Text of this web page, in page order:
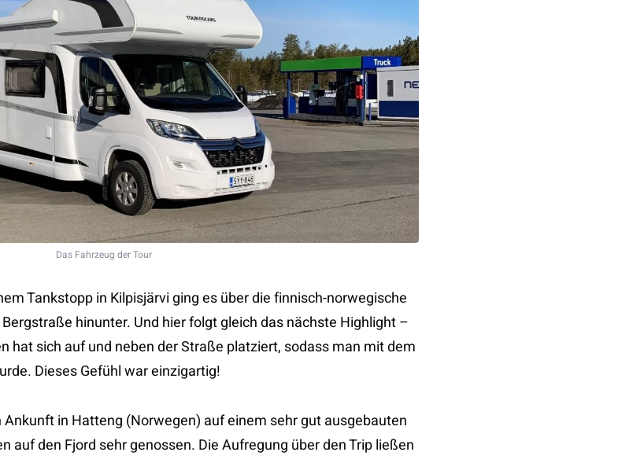
Das Fahrzeug der Tour
Tankstopp in Kilpisjärvi ging es über die finnisch-norwegische
hinunter. Und hier folgt gleich das nächste Highlight –
hat sich auf und neben der Straße platziert, sodass man mit dem
Dieses Gefühl war einzigartig!
in Hatteng (Norwegen) auf einem sehr gut ausgebauten
auf den Fjord sehr genossen. Die Aufregung über den Trip ließen